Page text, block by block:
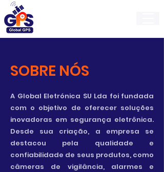
HISTÓRIA
SOBRE NÓS
A Global Eletrónica SU Lda foi fundada
com o objetivo de oferecer soluções
inovadoras em segurança eletrônica.
Desde sua criação, a empresa se
destacou pela qualidade e
confiabilidade de seus produtos, como
câmeras de vigilância, alarmes e